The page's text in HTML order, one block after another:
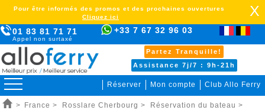
01 83 81 71 71
Appel non surtaxé
+33 7 67 32 96 03
Partez Tranquille!
Assistance 7j/7 : 9h-21h
Réserver Mon compte Club Allo Ferry
Pour être informés des promos et des prochaines ouvertures
Cliquez ici
X
> France > Rosslare Cherbourg >
Réservation du bateau >